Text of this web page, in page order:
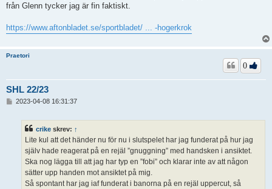
från Glenn tycker jag är fin faktiskt.
https://www.aftonbladet.se/sportbladet/ ... -hogerkrok
Praetori
SHL 22/23
0
2023-04-08 16:31:37
crike skrev: ↑
Lite kul att det händer nu för nu i slutspelet har jag funderat på hur jag
själv hade reagerat på en rejäl ”gnuggning” med handsken i ansiktet.
Ska nog lägga till att jag har typ en ”fobi” och klarar inte av att någon
sätter upp handen mot ansiktet på mig.
Så spontant har jag iaf funderat i banorna på en rejäl uppercut, så